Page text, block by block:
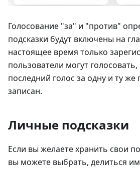
Голосование "за" и "против"
подсказки будут включены на
настоящее время только
пользователи могут
последний голос за одну и ту же
записан.
Личные подсказки
Если вы желаете хранить свои
вы можете выбрать, делиться